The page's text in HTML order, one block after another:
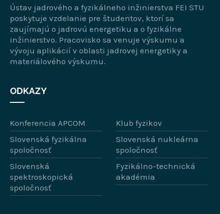
Ústav jadrového a fyzikálneho inžinierstva FEI STU
poskytuje vzdelanie pre študentov, ktorí sa
zaujímajú o jadrovú energetiku a o fyzikálne
inžinierstvo. Pracovisko sa venuje výskumu a
vývoju aplikácií v oblasti jadrovej energetiky a
materiálového výskumu.
ODKAZY
Konferencia APCOM
Klub fyzikov
Slovenská fyzikálna
spoločnosť
Slovenská nukleárna
spoločnosť
Slovenská
spektroskopická
spoločnosť
Fyzikálno-technická
akadémia